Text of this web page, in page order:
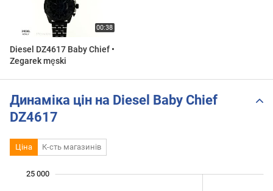
Diesel DZ4617 Baby Chief •
Zegarek męski
Динаміка цін на Diesel Baby Chief
DZ4617
Ціна К-сть магазинів
25 000